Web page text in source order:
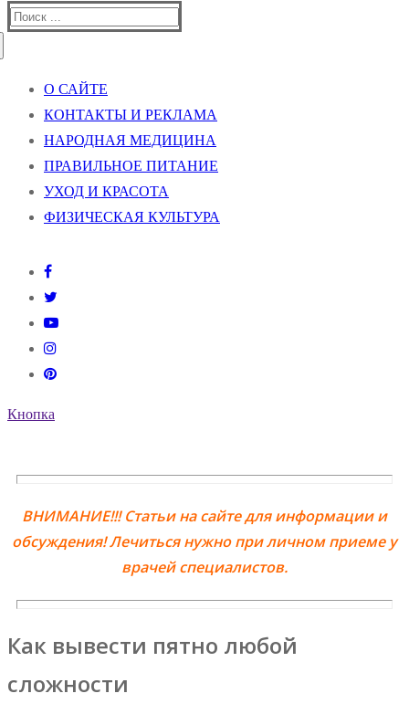
Найти:
О САЙТЕ
КОНТАКТЫ И РЕКЛАМА
НАРОДНАЯ МЕДИЦИНА
ПРАВИЛЬНОЕ ПИТАНИЕ
УХОД И КРАСОТА
ФИЗИЧЕСКАЯ КУЛЬТУРА
Кнопка
ВНИМАНИЕ!!! Статьи на сайте для информации и
обсуждения! Лечиться нужно при личном приеме у
врачей специалистов.
Как вывести пятно любой
сложности